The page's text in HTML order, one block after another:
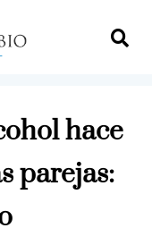
hace
parejas: